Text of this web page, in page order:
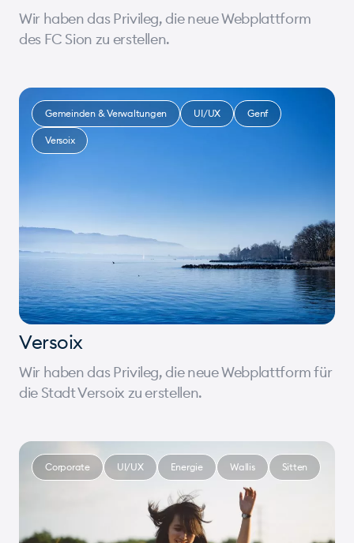
Wir haben das Privileg, die neue Webplattform
des FC Sion zu erstellen.
Versoix
Wir haben das Privileg, die neue Webplattform für
die Stadt Versoix zu erstellen.
Gemeinden & Verwaltungen UI/UX Genf
Versoix
Corporate UI/UX Energie Wallis Sitten